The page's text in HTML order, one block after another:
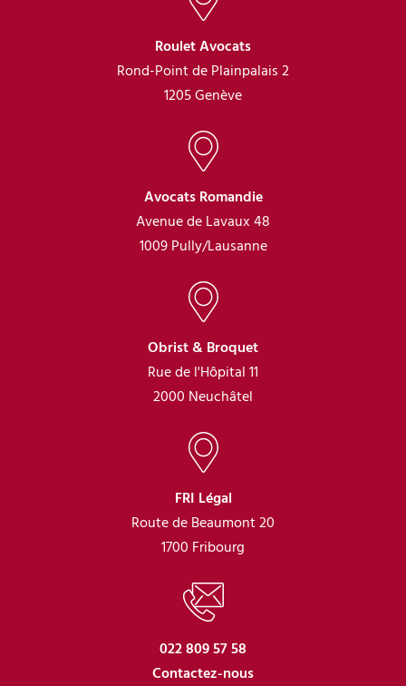
Roulet Avocats
Rond-Point de Plainpalais 2
1205 Genève
Avocats Romandie
Avenue de Lavaux 48
1009 Pully/Lausanne
Obrist & Broquet
Rue de l'Hôpital 11
2000 Neuchâtel
FRI Légal
Route de Beaumont 20
1700 Fribourg
022 809 57 58
Contactez-nous